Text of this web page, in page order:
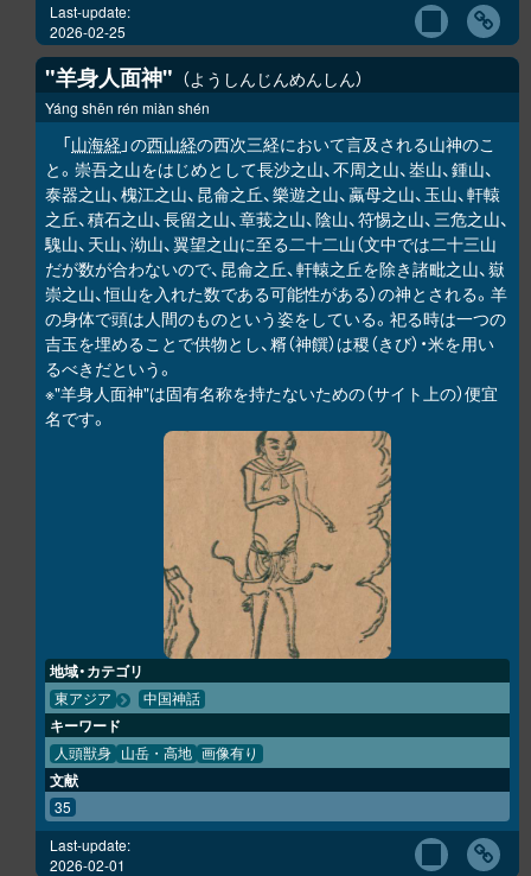
Last-update:
2026-02-25
"羊身人面神" ようしんじんめんしん
Yáng shēn rén miàn shén
「山海経 」の西山経の西次三経において言及される山神のこ
と。崇吾之山をはじめとして長沙之山、不周之山、峚山、鍾山、
泰器之山、槐江之山、昆侖之丘、樂遊之山、蠃母之山、玉山、軒轅
之丘、積石之山、長留之山、章莪之山、陰山、符惕之山、三危之山、
騩山、天山、泑山、翼望之山に至る二十二山（文中では二十三山
だが数が合わないので、昆侖之丘、軒轅之丘を除き諸毗之山、嶽
崇之山、恒山を入れた数である可能性がある）の神とされる。羊
の身体で頭は人間のものという姿をしている。祀る時は一つの
吉玉を埋めることで供物とし、糈（神饌）は稷（きび）・米を用い
るべきだという。
※"羊身人面神"は固有名称を持たないための（サイト上の）便宜
名です。
地域・カテゴリ
東アジア 中国神話
キーワード
人頭獣身 山岳・高地 画像有り
文献
35
Last-update:
2026-02-01